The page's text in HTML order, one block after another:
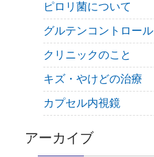
ピロリ菌について
グルテンコントロール
クリニックのこと
キズ・やけどの治療
カプセル内視鏡
アーカイブ